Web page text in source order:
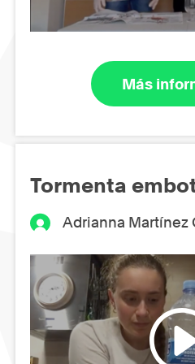
Más
Tormenta
Adrianna Martínez